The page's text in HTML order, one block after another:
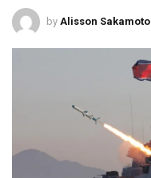
by Alisson Sakamoto